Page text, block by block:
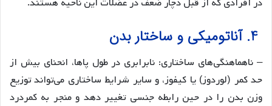
در افرادی که از قبل دچار ضعف در عضلات این ناحیه هستند.
– ناهماهنگی‌های ساختاری: نابرابری در طول پاها، انحنای بیش از
حد کمر (لوردوز) یا کیفوز، و سایر شرایط ساختاری می‌تواند توزیع
وزن بدن را در حین رابطه جنسی تغییر دهد و منجر به کمردرد